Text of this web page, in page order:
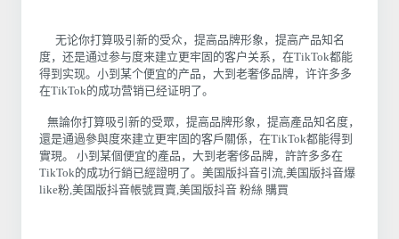
无论你打算吸引新的受众，提高品牌形象，提高产品知名
度，还是通过参与度来建立更牢固的客户关系，在TikTok都能
得到实现。小到某个便宜的产品，大到老奢侈品牌，许许多多
在TikTok的成功营销已经证明了。
無論你打算吸引新的受眾，提高品牌形象，提高產品知名度，
還是通過參與度來建立更牢固的客戶關係，在TikTok都能得到
實現。 小到某個便宜的產品，大到老奢侈品牌，許許多多在
TikTok的成功行銷已經證明了。美国版抖音引流,美国版抖音爆
like粉,美国版抖音帳號買賣,美国版抖音 粉絲 購買